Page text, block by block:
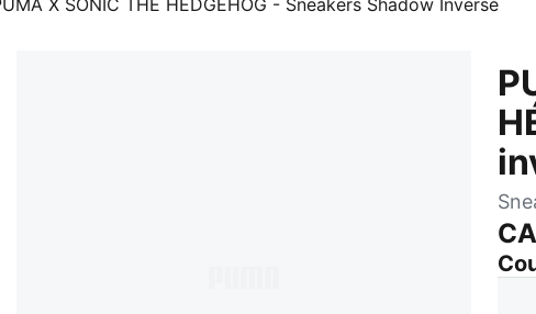
X SONIC THE HEDGEHOG - Sneakers Shadow Inversé